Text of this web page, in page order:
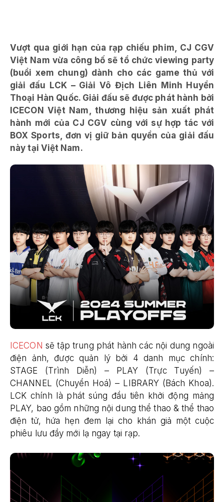
Vượt qua giới hạn của rạp chiếu phim, CJ CGV
Việt Nam vừa công bố sẽ tổ chức viewing party
(buổi xem chung) dành cho các game thủ với
giải đấu LCK – Giải Vô Địch Liên Minh Huyền
Thoại Hàn Quốc. Giải đấu sẽ được phát hành bởi
ICECON Việt Nam, thương hiệu sản xuất phát
hành mới của CJ CGV cùng với sự hợp tác với
BOX Sports, đơn vị giữ bản quyền của giải đấu
này tại Việt Nam.
ICECON sẽ tập trung phát hành các nội dung ngoài
điện ảnh, được quản lý bởi 4 danh mục chính:
STAGE (Trình Diễn) – PLAY (Trực Tuyến) –
CHANNEL (Chuyển Hoá) – LIBRARY (Bách Khoa).
LCK chính là phát súng đầu tiên khởi động mảng
PLAY, bao gồm những nội dung thể thao & thể thao
điện tử, hứa hẹn đem lại cho khán giả một cuộc
phiêu lưu đầy mới lạ ngay tại rạp.